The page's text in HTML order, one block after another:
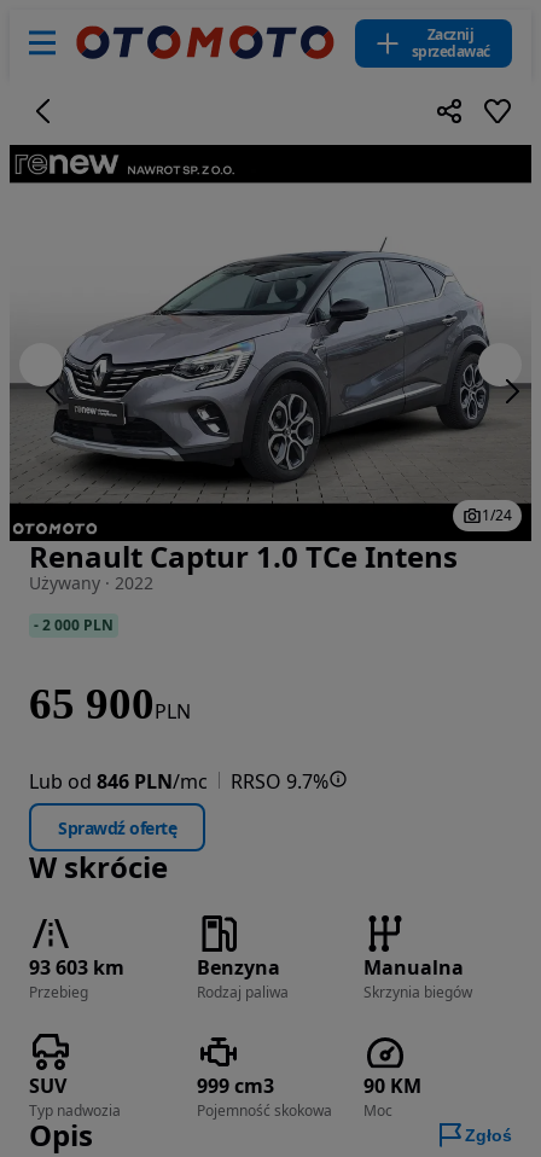
Zacznij
sprzedawać
Zdjęcie 1 z 24
1/24
Renault Captur 1.0 TCe Intens
Używany · 2022
-2 000 PLN
65 900PLN
Lub od 846 PLN/mc RRSO 9.7%
Sprawdź ofertę
W skrócie
93 603 km
Przebieg
Benzyna
Rodzaj paliwa
Manualna
Skrzynia biegów
SUV
Typ nadwozia
999 cm3
Pojemność skokowa
90 KM
Moc
Opis Zgłoś